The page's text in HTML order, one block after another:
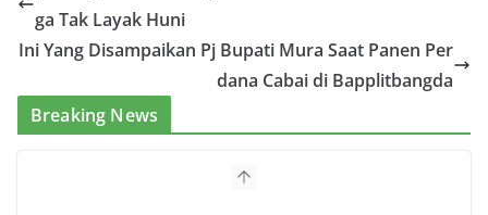
ga Tak Layak Huni
Ini Yang Disampaikan Pj Bupati Mura Saat Panen Per
dana Cabai di Bapplitbangda
Breaking News